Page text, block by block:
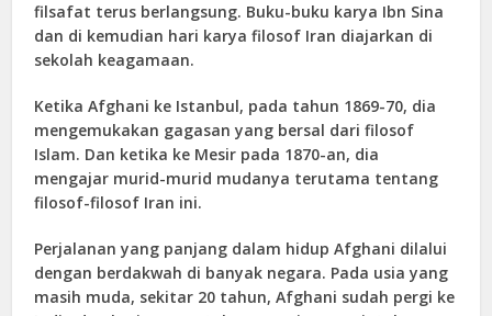
filsafat terus berlangsung. Buku-buku karya Ibn Sina
dan di kemudian hari karya filosof Iran diajarkan di
sekolah keagamaan.
Ketika Afghani ke Istanbul, pada tahun 1869-70, dia
mengemukakan gagasan yang bersal dari filosof
Islam. Dan ketika ke Mesir pada 1870-an, dia
mengajar murid-murid mudanya terutama tentang
filosof-filosof Iran ini.
Perjalanan yang panjang dalam hidup Afghani dilalui
dengan berdakwah di banyak negara. Pada usia yang
masih muda, sekitar 20 tahun, Afghani sudah pergi ke